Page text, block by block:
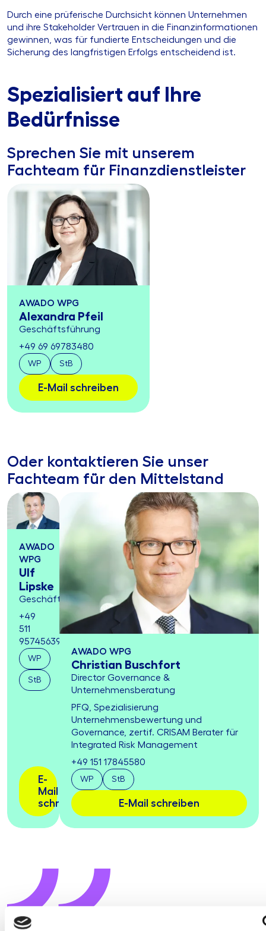
Durch eine prüferische Durchsicht können Unternehmen
und ihre Stakeholder Vertrauen in die Finanzinformationen
gewinnen, was für fundierte Entscheidungen und die
Sicherung des langfristigen Erfolgs entscheidend ist.
Spezialisiert auf Ihre
Bedürfnisse
Sprechen Sie mit unserem
Fachteam für Finanzdienstleister
AWADO WPG
Alexandra Pfeil
Geschäftsführung
+49 69 69783480
WP StB
E-Mail schreiben
Oder kontaktieren Sie unser
Fachteam für den Mittelstand
AWADO
WPG
Ulf
Lipske
Geschäftsführung
+49
511
95745639
WP
StB
E-
Mail
schreiben
AWADO WPG
Christian Buschfort
Director Governance &
Unternehmensberatung
PFQ, Spezialisierung
Unternehmensbewertung und
Governance, zertif. CRISAM Berater für
Integrated Risk Management
+49 151 17845580
WP StB
E-Mail schreiben